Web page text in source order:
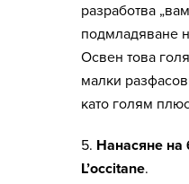
разработва
подмладяване
Освен това
малки
като голям
5. Нанасяне на
L’occitane.